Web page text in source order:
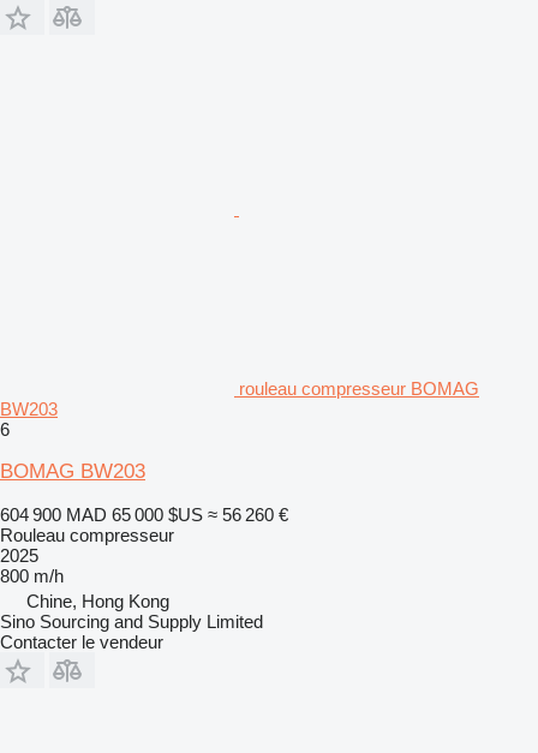
rouleau compresseur BOMAG
BW203
6
BOMAG BW203
604 900 MAD 65 000 $US ≈ 56 260 €
Rouleau compresseur
2025
800 m/h
Chine, Hong Kong
Sino Sourcing and Supply Limited
Contacter le vendeur